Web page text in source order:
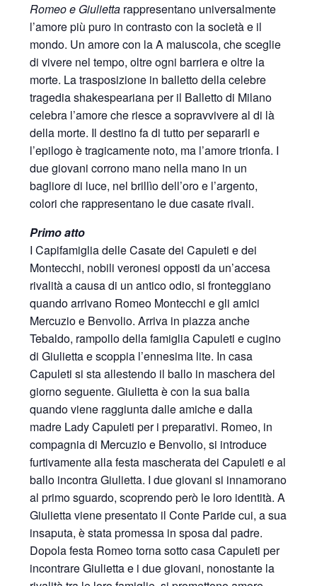
Romeo e Giulietta rappresentano universalmente
l’amore più puro in contrasto con la società e il
mondo. Un amore con la A maiuscola, che sceglie
di vivere nel tempo, oltre ogni barriera e oltre la
morte. La trasposizione in balletto della celebre
tragedia shakespeariana per il Balletto di Milano
celebra l’amore che riesce a sopravvivere al di là
della morte. Il destino fa di tutto per separarli e
l’epilogo è tragicamente noto, ma l’amore trionfa. I
due giovani corrono mano nella mano in un
bagliore di luce, nel brillìo dell’oro e l’argento,
colori che rappresentano le due casate rivali.
Primo atto
I Capifamiglia delle Casate dei Capuleti e dei
Montecchi, nobili veronesi opposti da un’accesa
rivalità a causa di un antico odio, si fronteggiano
quando arrivano Romeo Montecchi e gli amici
Mercuzio e Benvolio. Arriva in piazza anche
Tebaldo, rampollo della famiglia Capuleti e cugino
di Giulietta e scoppia l’ennesima lite. In casa
Capuleti si sta allestendo il ballo in maschera del
giorno seguente. Giulietta è con la sua balia
quando viene raggiunta dalle amiche e dalla
madre Lady Capuleti per i preparativi. Romeo, in
compagnia di Mercuzio e Benvolio, si introduce
furtivamente alla festa mascherata dei Capuleti e al
ballo incontra Giulietta. I due giovani si innamorano
al primo sguardo, scoprendo però le loro identità. A
Giulietta viene presentato il Conte Paride cui, a sua
insaputa, è stata promessa in sposa dal padre.
Dopola festa Romeo torna sotto casa Capuleti per
incontrare Giulietta e i due giovani, nonostante la